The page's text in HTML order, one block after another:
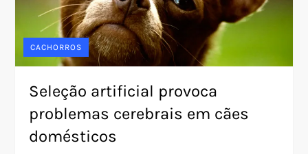
CACHORROS
Seleção artificial provoca
problemas cerebrais em cães
domésticos